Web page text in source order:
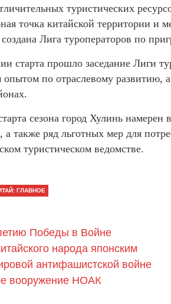
туристических
точка китайской территории и
Лига туроператоров по
старта прошло заседание Лиги
по отраслевому развитию, а
сезона город Хулинь
а также ряд льготных мер для
туристическом ведомстве.
ГЛАВНОЕ
Победы в Войне
народа японским
антифашистской войне
вооружение НОАК